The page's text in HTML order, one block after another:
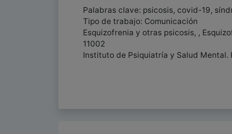
Palabras clave: psicosis, covid-19,
Tipo de trabajo: Comunicación
Esquizofrenia y otras psicosis, ,
11002
Instituto de Psiquiatría y Salud Mental.